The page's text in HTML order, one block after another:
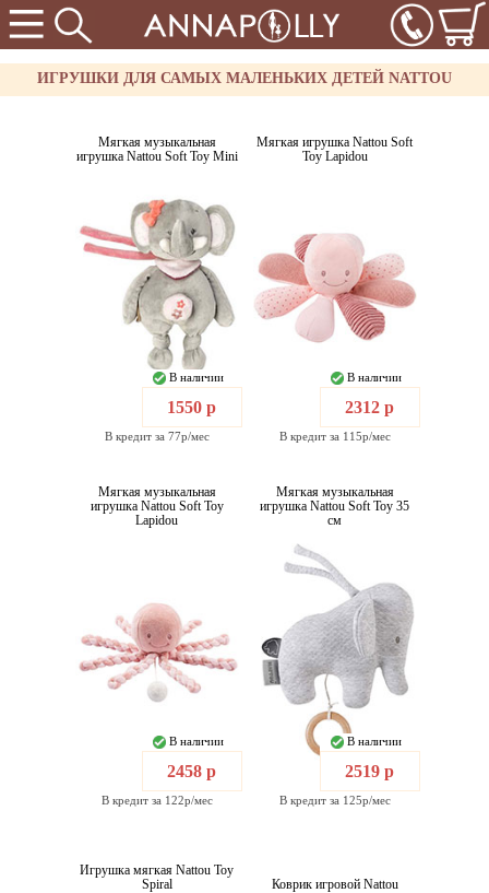
ИГРУШКИ ДЛЯ САМЫХ МАЛЕНЬКИХ ДЕТЕЙ NATTOU
Мягкая музыкальная
игрушка Nattou Soft Toy Mini
В наличии
1550 р
В кредит за 77р/мес
Мягкая игрушка Nattou Soft
Toy Lapidou
В наличии
2312 р
В кредит за 115р/мес
Мягкая музыкальная
игрушка Nattou Soft Toy
Lapidou
В наличии
2458 р
В кредит за 122р/мес
Мягкая музыкальная
игрушка Nattou Soft Toy 35
см
В наличии
2519 р
В кредит за 125р/мес
Игрушка мягкая Nattou Toy
Spiral
Коврик игровой Nattou